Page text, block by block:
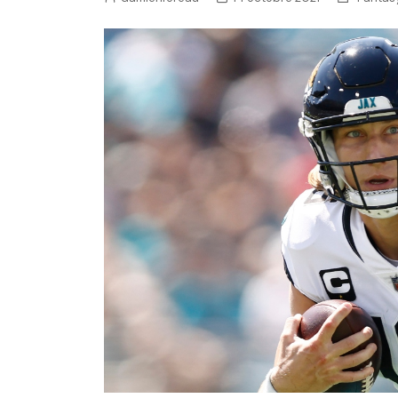
NFL – Power Rankings
Pronostics et paris NFL
Super Bowl LIX
Histoire et Légendes